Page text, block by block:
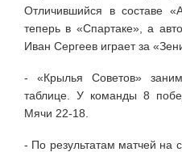
Отличившийся в составе
теперь в «Спартаке», а
Иван Сергеев играет за
- «Крылья Советов»
таблице. У команды 8
Мячи 22-18.
- По результатам матчей на